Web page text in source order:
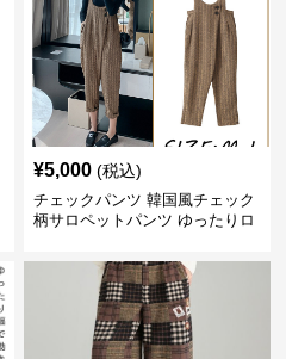
¥5,000 (税込)
チェックパンツ 韓国風チェック
柄サロペットパンツ ゆったりロ